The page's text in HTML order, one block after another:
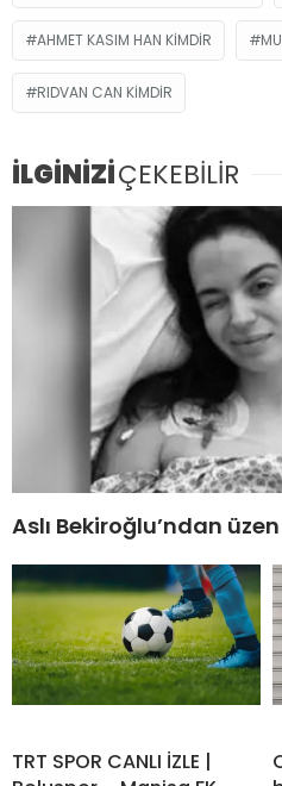
AHMET KASIM HAN KIMDIR
RIDVAN CAN KIMDIR
İLGİNİZİÇEKEBİLİR
Aslı Bekiroğlu’ndan
TRT SPOR CANLI İZLE |